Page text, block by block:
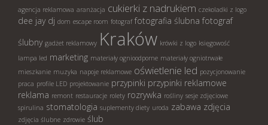
agencja reklamowa aranżacja cukierki z nadrukiem czekoladki z logo
dee jay dj dom escape room fotograf fotografia ślubna fotograf
ślubny gadżet reklamowy Kraków krówki z logo księgowość
lampa led marketing materiały ognioodporne materiały ogniotrwałe
mieszkanie muzyka napoje reklamowe oświetlenie led pozycjonowanie
praca profile LED projektowanie przypinki przypinki reklamowe
reklama remont restauracje rolety rozrywka rośliny sesje zdjęciowe
spirulina stomatologia suplementy diety uroda zabawa zdjęcia
zdjęcia ślubne zdrowie ślub